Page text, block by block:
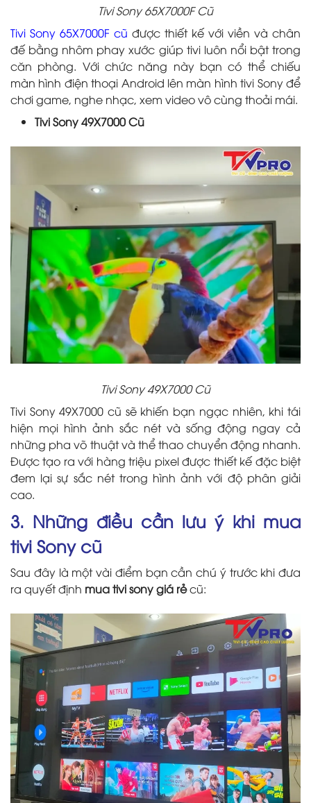
Tivi Sony 65X7000F Cũ
Tivi Sony 65X7000F cũ được thiết kế với viền và chân
đế bằng nhôm phay xước giúp tivi luôn nổi bật trong
căn phòng. Với chức năng này bạn có thể chiếu
màn hình điện thoại Android lên màn hình tivi Sony để
chơi game, nghe nhạc, xem video vô cùng thoải mái.
Tivi Sony 49X7000 Cũ
Tivi Sony 49X7000 Cũ
Tivi Sony 49X7000 cũ sẽ khiến bạn ngạc nhiên, khi tái
hiện mọi hình ảnh sắc nét và sống động ngay cả
những pha võ thuật và thể thao chuyển động nhanh.
Được tạo ra với hàng triệu pixel được thiết kế đặc biệt
đem lại sự sắc nét trong hình ảnh với độ phân giải
cao.
3. Những điều cần lưu ý khi mua
tivi Sony cũ
Sau đây là một vài điểm bạn cần chú ý trước khi đưa
ra quyết định mua tivi sony giá rẻcũ: